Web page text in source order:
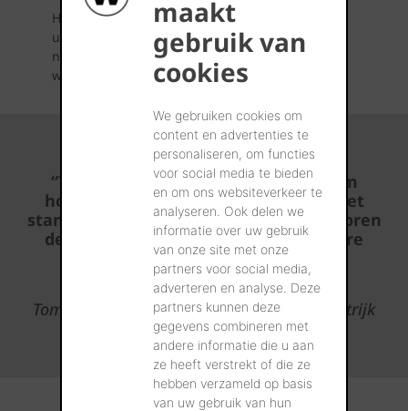
maakt
gebruik van
cookies
We gebruiken cookies om
content en advertenties te
personaliseren, om functies
voor social media te bieden
en om ons websiteverkeer te
analyseren. Ook delen we
informatie over uw gebruik
van onze site met onze
partners voor social media,
adverteren en analyse. Deze
partners kunnen deze
gegevens combineren met
andere informatie die u aan
ze heeft verstrekt of die ze
hebben verzameld op basis
van uw gebruik van hun
Het nieuwe dak van de koetsierswoning werd
uitgevoerd in het oorspronkelijke materiaal –
natuurleien – aangevuld metWevolt X-Roof
waardoor het dak als één geheel oogt.
“Tegenwoordig is het ondenkbaar om
hoogwaardige daken af te werken met
standaard op-dak PV-panelen. Ze verstoren
de esthetiek te veel, zeker bij kostbare
materialen zoals tegelpannen of
natuurleien.”
Tom Stockman - Dakwerken Stockman, Kortrijk